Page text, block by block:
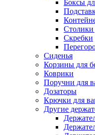
Боксы
Столики
Скребки
Сиденья
Корзины для
Коврики
Поручни для
Дозаторы
Крючки для
Другие